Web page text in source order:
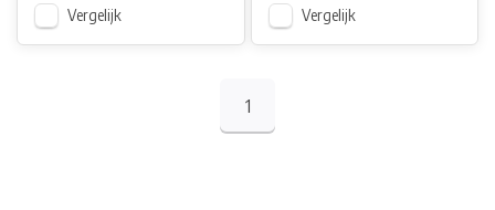
Vergelijk Vergelijk
1